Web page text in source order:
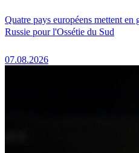
Quatre pays européens mettent en
Russie pour l'Ossétie du Sud
07.08.2026